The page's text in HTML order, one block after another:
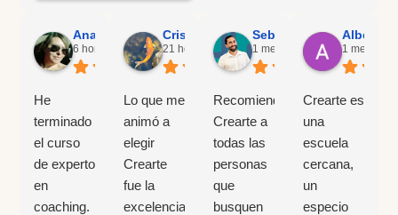
Ana Caridad Martínez García
6 horas ago
He
terminado
el curso
de experto
en
coaching.
Cristina Iglesias
21 horas ago
Lo que me
animó a
elegir
Crearte
fue la
excelencia
Sebastián Rotman
1 mes ago
Recomiendo
Crearte a
todas las
personas
que
busquen
Alberto
1 mes ago
Crearte es
una
escuela
cercana,
un
especio